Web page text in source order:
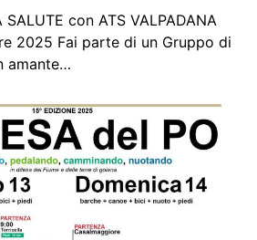
SALUTE con ATS VALPADANA
2025 Fai parte di un Gruppo di
amante…